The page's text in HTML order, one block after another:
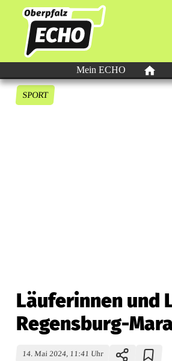
Mein ECHO
SPORT
Läuferinnen und
Regensburg-
14. Mai 2024, 11:41 Uhr